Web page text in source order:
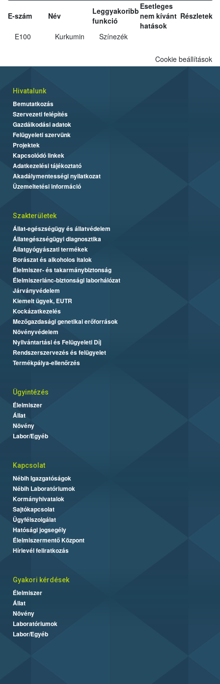
E-szám Név
Leggyakoribb
funkció
Esetleges
nem kívánt
hatások
Részletek
E100 Kurkumin Színezék
Cookie beállítások
Hivatalunk
Bemutatkozás
Szervezeti felépítés
Gazdálkodási adatok
Felügyeleti szervünk
Projektek
Kapcsolódó linkek
Adatkezelési tájékoztató
Akadálymentességi nyilatkozat
Üzemeltetési információ
Szakterületek
Állat-egészségügy és állatvédelem
Állategészségügyi diagnosztika
Állatgyógyászati termékek
Borászat és alkoholos italok
Élelmiszer- és takarmánybiztonság
Élelmiszerlánc-biztonsági laborhálózat
Járványvédelem
Kiemelt ügyek, EUTR
Kockázatkezelés
Mezőgazdasági genetikai erőforrások
Növényvédelem
Nyilvántartási és Felügyeleti Díj
Rendszerszervezés és felügyelet
Termékpálya-ellenőrzés
Ügyintézés
Élelmiszer
Állat
Növény
Labor/Egyéb
Kapcsolat
Nébih Igazgatóságok
Nébih Laboratóriumok
Kormányhivatalok
Sajtókapcsolat
Ügyfélszolgálat
Hatósági jogsegély
Élelmiszermentő Központ
Hírlevél feliratkozás
Gyakori kérdések
Élelmiszer
Állat
Növény
Laboratóriumok
Labor/Egyéb